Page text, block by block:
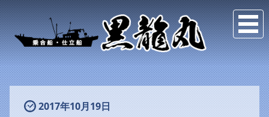
2017年10月19日